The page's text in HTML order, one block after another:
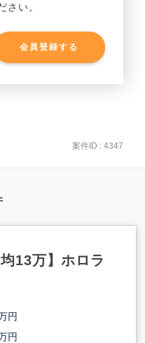
さい。
会員登録する
案件ID : 4347
13万】ホロラ
円
円